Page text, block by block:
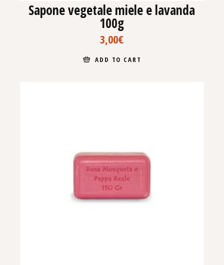
Sapone vegetale miele e lavanda
100g
3,00€
ADD TO CART